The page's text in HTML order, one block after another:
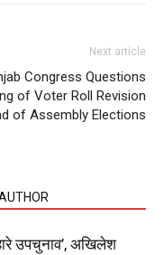
Next article
Congress Questions
of Voter Roll Revision
of Assembly Elections
उपचुनाव’, अखिलेश